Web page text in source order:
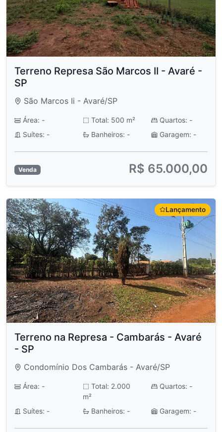
Terreno Represa São Marcos II - Avaré -
SP
São Marcos Ii - Avaré/SP
Área: - Total: 500 m²
Quartos: -
Suítes: -
Banheiros: - Garagem: -
Venda R$ 65.000,00
Lançamento
Terreno na Represa - Cambarás - Avaré
- SP
Condomínio Dos Cambarás - Avaré/SP
Área: -
Total: 2.000
m²
Quartos: -
Suítes: - Banheiros: - Garagem: -